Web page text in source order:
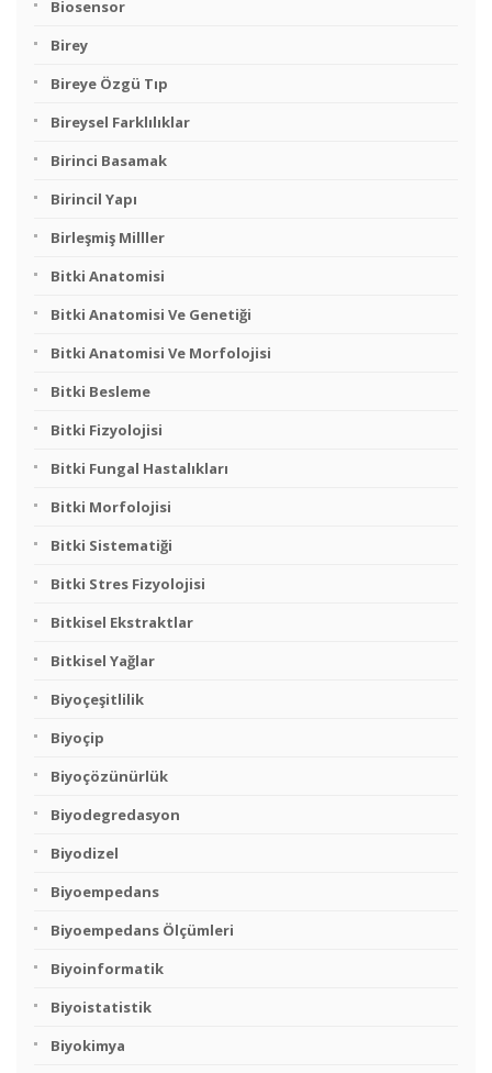
Biosensor
Birey
Bireye Özgü Tıp
Bireysel Farklılıklar
Birinci Basamak
Birincil Yapı
Birleşmiş Milller
Bitki Anatomisi
Bitki Anatomisi Ve Genetiği
Bitki Anatomisi Ve Morfolojisi
Bitki Besleme
Bitki Fizyolojisi
Bitki Fungal Hastalıkları
Bitki Morfolojisi
Bitki Sistematiği
Bitki Stres Fizyolojisi
Bitkisel Ekstraktlar
Bitkisel Yağlar
Biyoçeşitlilik
Biyoçip
Biyoçözünürlük
Biyodegredasyon
Biyodizel
Biyoempedans
Biyoempedans Ölçümleri
Biyoinformatik
Biyoistatistik
Biyokimya